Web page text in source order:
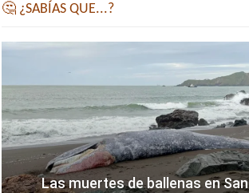
🤔 ¿SABÍAS QUE...?
Las muertes de ballenas en San